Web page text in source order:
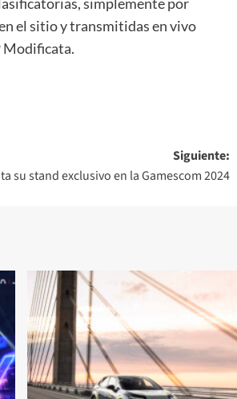
el sitio y transmitidas en vivo
Modificata.
Siguiente:
su stand exclusivo en la Gamescom 2024